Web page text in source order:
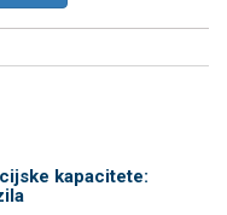
kapacitete: